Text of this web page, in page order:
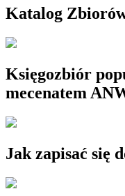
Katalog
Księgozbiór
mecenatem
Jak zapisać się